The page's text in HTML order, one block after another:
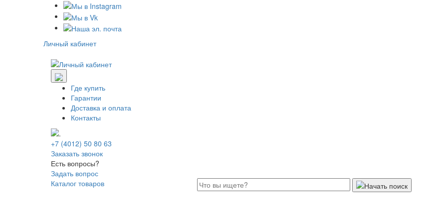
Личный кабинет
Где купить
Гарантии
Доставка и оплата
Контакты
+7 (4012) 50 80 63
Заказать звонок
Есть вопросы?
Задать вопрос
Каталог товаров